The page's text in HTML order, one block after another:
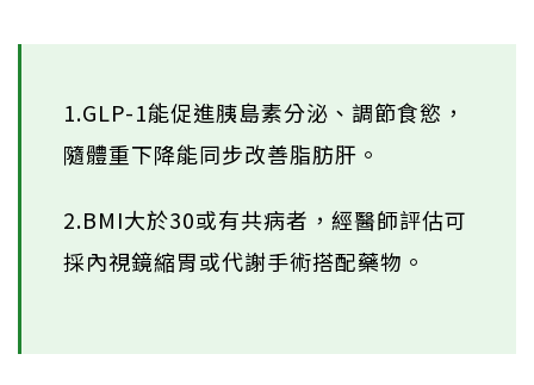
1.GLP-1能促進胰島素分泌、調節食慾，
隨體重下降能同步改善脂肪肝。
2.BMI大於30或有共病者，經醫師評估可
採內視鏡縮胃或代謝手術搭配藥物。